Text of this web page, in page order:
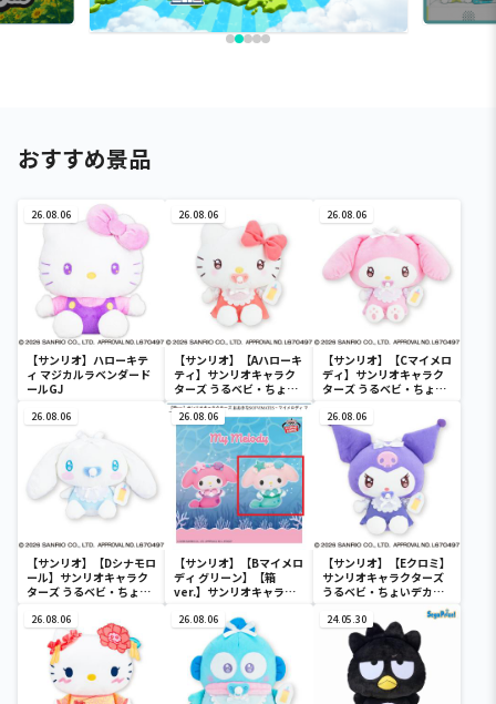
おすすめ景品
26.08.06
【サンリオ】ハローキテ
ィ マジカルラベンダード
ールGJ
26.08.06
【サンリオ】【Aハローキ
ティ】サンリオキャラク
ターズ うるベビ・ちょい
デカドール
26.08.06
【サンリオ】【Cマイメロ
ディ】サンリオキャラク
ターズ うるベビ・ちょい
26.08.06
【サンリオ】【Dシナモロ
ール】サンリオキャラク
ターズ うるベビ・ちょい
26.08.06
【サンリオ】【Bマイメロ
ディ グリーン】【箱
ver.】サンリオキャラク
SOFVIMATES～マイメロ
ディ マーメイドver. ～
26.08.06
【サンリオ】【Eクロミ】
サンリオキャラクターズ
うるベビ・ちょいデカド
26.08.06 26.08.06 24.05.30